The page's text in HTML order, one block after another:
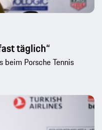
täglich“
Porsche Tennis